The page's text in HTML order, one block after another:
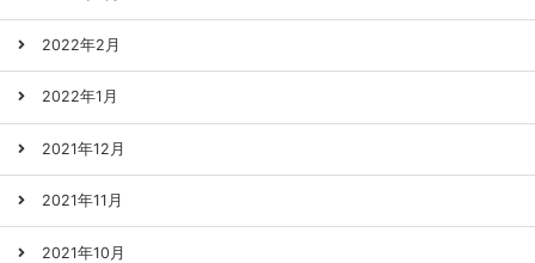
2022年2月
2022年1月
2021年12月
2021年11月
2021年10月